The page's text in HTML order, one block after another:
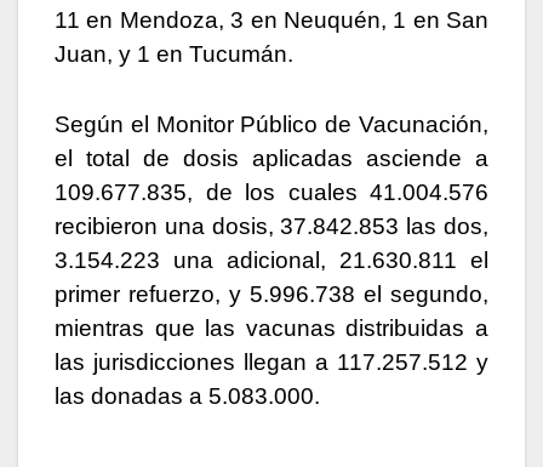
11 en Mendoza, 3 en Neuquén, 1 en San
Juan, y 1 en Tucumán.
Según el Monitor Público de Vacunación,
el total de dosis aplicadas asciende a
109.677.835, de los cuales 41.004.576
recibieron una dosis, 37.842.853 las dos,
3.154.223 una adicional, 21.630.811 el
primer refuerzo, y 5.996.738 el segundo,
mientras que las vacunas distribuidas a
las jurisdicciones llegan a 117.257.512 y
las donadas a 5.083.000.